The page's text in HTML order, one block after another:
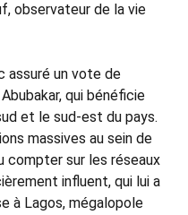
observateur de la vie
assuré un vote de
qui bénéficie
et le sud-est du pays.
massives au sein de
compter sur les réseaux
influent, qui lui a
à Lagos, mégalopole